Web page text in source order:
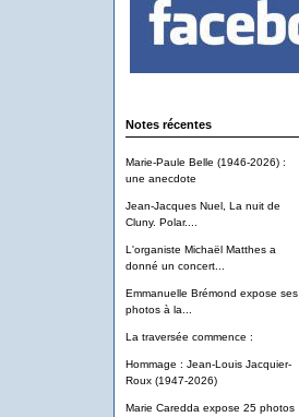
Notes récentes
Marie-Paule Belle (1946-2026) :
une anecdote
Jean-Jacques Nuel, La nuit de
Cluny. Polar....
L'organiste Michaël Matthes a
donné un concert...
Emmanuelle Brémond expose ses
photos à la...
La traversée commence :
Hommage : Jean-Louis Jacquier-
Roux (1947-2026)
Marie Caredda expose 25 photos